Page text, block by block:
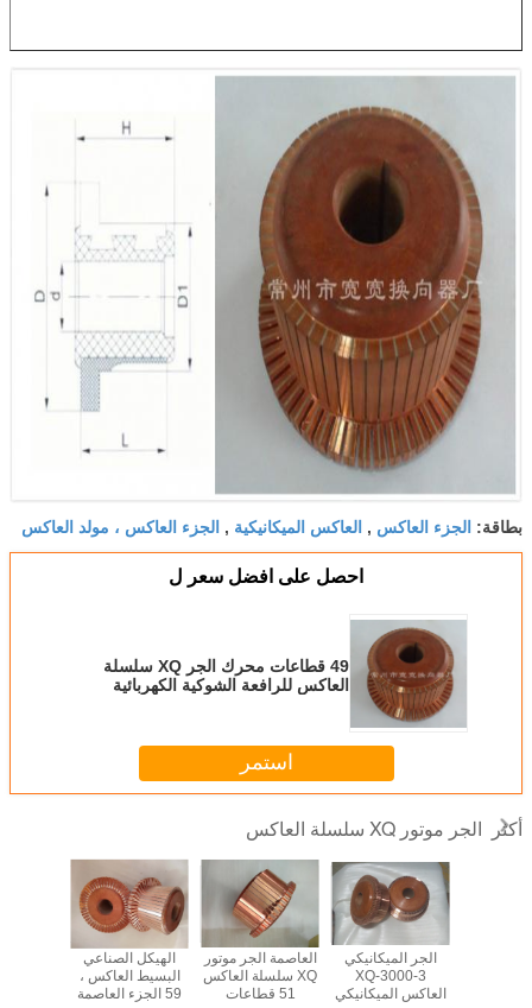
بطاقة: الجزء العاكس , العاكس الميكانيكية , الجزء العاكس ، مولد العاكس
احصل على افضل سعر ل
49 قطاعات محرك الجر XQ سلسلة
العاكس للرافعة الشوكية الكهربائية
استمر
أكثر الجر موتور XQ سلسلة العاكس
الهيكل الصناعي
البسيط العاكس ،
59 الجزء العاصمة
العاصمة الجر موتور
XQ سلسلة العاكس
51 قطاعات
الجر الميكانيكي
XQ-3000-3
العاكس الميكانيكي